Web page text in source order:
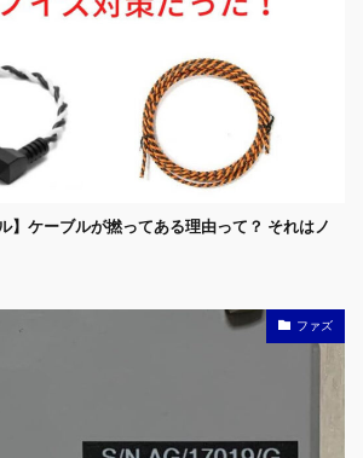
】ケーブルが撚ってある理由って？ それはノ
ファズ